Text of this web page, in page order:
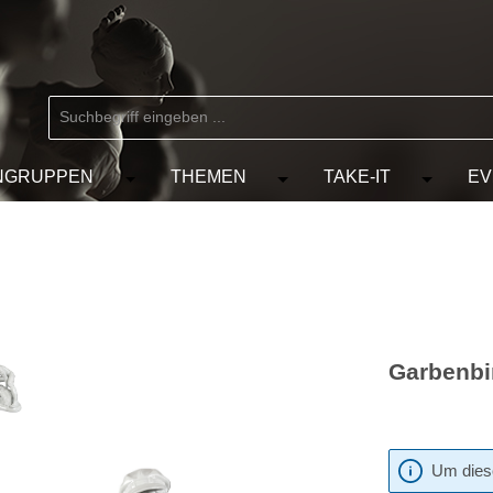
Kategorie MARKEN
das Dropdown der Kategorie KÜNSTLER
Öffne oder Schließe das Dropdown der
THEMEN Öffne oder Schließe das
TAKE-IT Öffne
Um